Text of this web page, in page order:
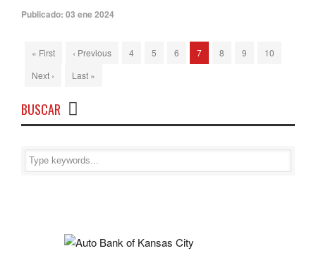
Publicado: 03 ene 2024
« First ‹ Previous 4 5 6 7 8 9
10
Next ›
Last »
BUSCAR